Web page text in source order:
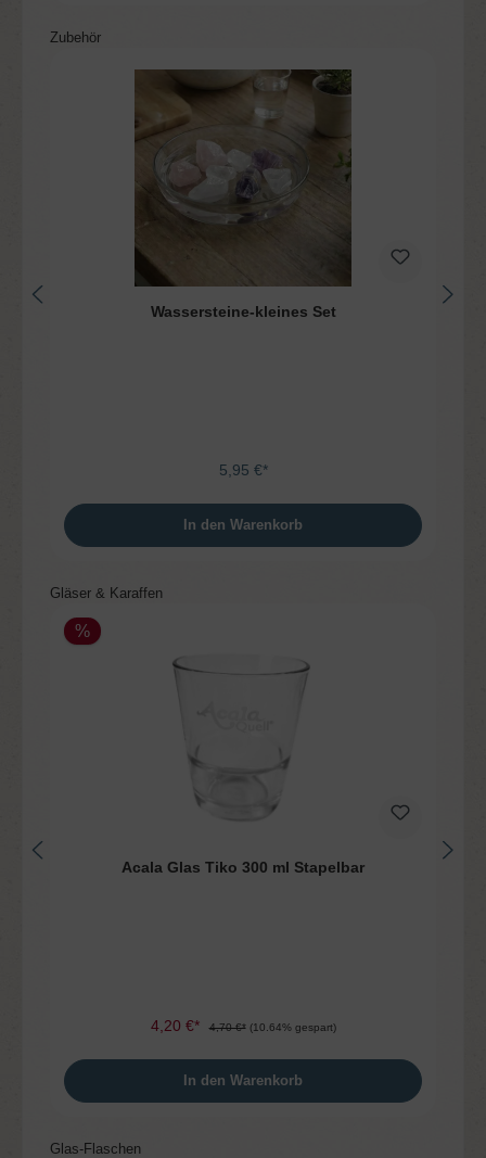
Produktgalerie überspringen
Zubehör
Wassersteine-kleines Set
5,95 €*
In den Warenkorb
Produktgalerie überspringen
Gläser & Karaffen
%
Acala Glas Tiko 300 ml Stapelbar
4,20 €* 4,70 €* (10.64% gespart)
In den Warenkorb
Produktgalerie überspringen
Glas-Flaschen